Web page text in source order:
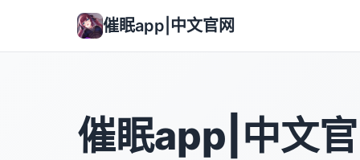
催眠app|中文官网
催眠app|中文